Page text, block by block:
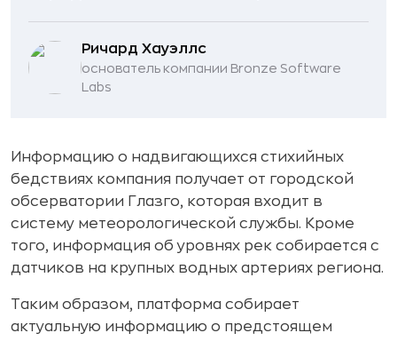
Ричард Хауэллс
основатель компании Bronze Software
Labs
Информацию о надвигающихся стихийных
бедствиях компания получает от городской
обсерватории Глазго, которая входит в
систему метеорологической службы. Кроме
того, информация об уровнях рек собирается с
датчиков на крупных водных артериях региона.
Таким образом, платформа собирает
актуальную информацию о предстоящем